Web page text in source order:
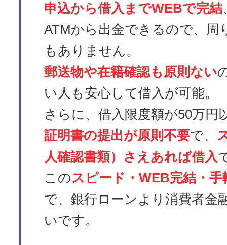
申込から借入までWEBで完結
ATMから出金できるので、周
もありません。
郵送物や在籍確認も原則ない
い人も安心して借入が可能。
さらに、借入限度額が50万円
証明書の提出が原則不要で、
人確認書類）さえあれば借入
このスピード・WEB完結・手
で、銀行ローンより消費者金
いです。